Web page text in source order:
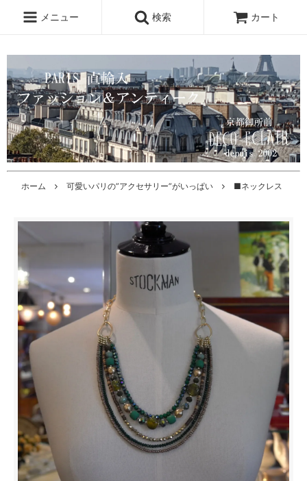
メニュー 検索 カート
ホーム 可愛いパリの”アクセサリー”がいっぱい ■ネックレス